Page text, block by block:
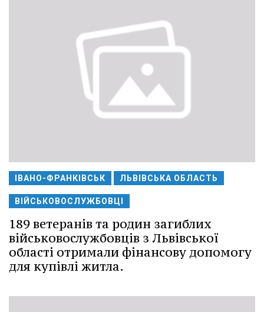
ІВАНО-ФРАНКІВСЬК ЛЬВІВСЬКА ОБЛАСТЬ
ВІЙСЬКОВОСЛУЖБОВЦІ
189 ветеранів та родин загиблих
військовослужбовців з Львівської
області отримали фінансову допомогу
для купівлі житла.